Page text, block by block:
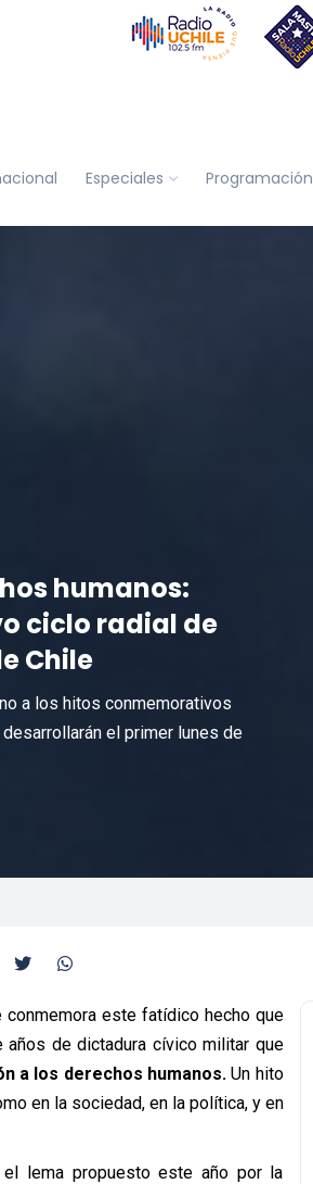
Especiales Programación
humanos:
ciclo radial de
Chile
a los hitos conmemorativos
el primer lunes de
este fatídico hecho que
de dictadura cívico militar que
a los derechos humanos.Un hito
en la sociedad, en la política, y en
lema propuesto este año por la